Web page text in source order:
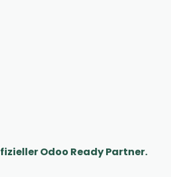
Odoo Ready Partner.